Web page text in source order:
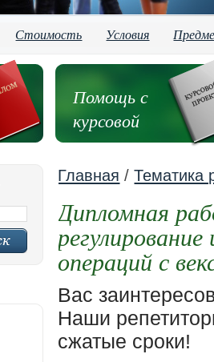
Стоимость Условия
Помощь с
курсовой
Главная /Тематика
Дипломная
операций с
Вас
Наши
сжатые сроки!